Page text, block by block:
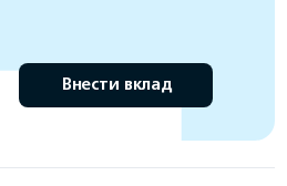
Внести вклад